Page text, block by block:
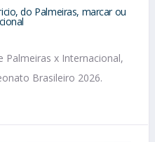
do Palmeiras, marcar ou
Palmeiras x Internacional,
Brasileiro 2026.